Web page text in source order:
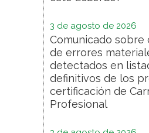
3 de agosto de 2026
Comunicado sobre
de errores
detectados en
definitivos de los
certificación de
Profesional